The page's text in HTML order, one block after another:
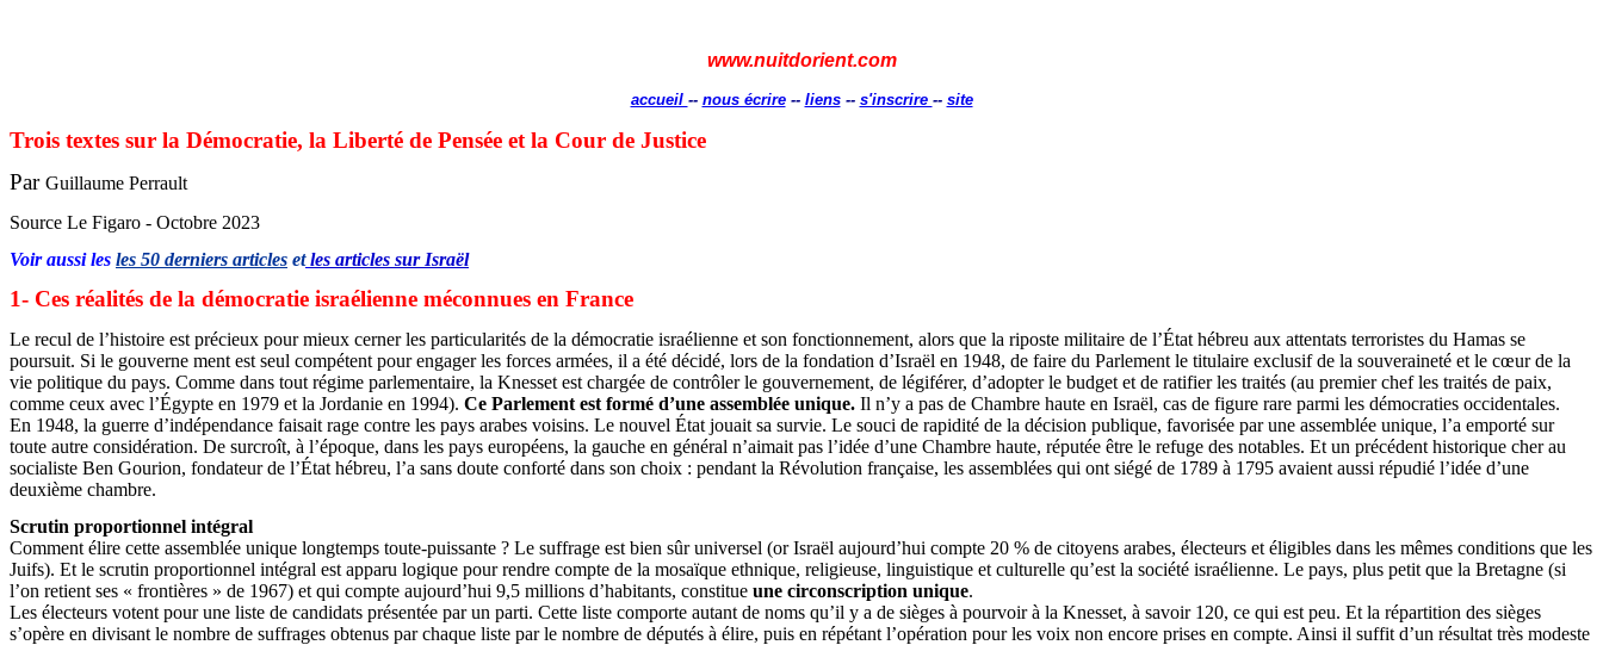
www.nuitdorient.com
accueil -- nous écrire-- liens-- s'inscrire -- site
Trois textes sur la Démocratie, la Liberté de Pensée et la Cour de Justice
Par Guillaume Perrault
Source Le Figaro - Octobre 2023
Voir aussi les les 50 derniers articles et les articles sur Israël
1- Ces réalités de la démocratie israélienne méconnues en France
Le recul de l’histoire est précieux pour mieux cerner les particularités de la démocratie israélienne et son fonctionnement, alors que la riposte militaire de l’État hébreu aux attentats terroristes du Hamas se
poursuit. Si le gouverne ment est seul compétent pour engager les forces armées, il a été décidé, lors de la fondation d’Israël en 1948, de faire du Parlement le titulaire exclusif de la souveraineté et le cœur de la
vie politique du pays. Comme dans tout régime parlementaire, la Knesset est chargée de contrôler le gouvernement, de légiférer, d’adopter le budget et de ratifier les traités (au premier chef les traités de paix,
comme ceux avec l’Égypte en 1979 et la Jordanie en 1994). Ce Parlement est formé d’une assemblée unique. Il n’y a pas de Chambre haute en Israël, cas de figure rare parmi les démocraties occidentales.
En 1948, la guerre d’indépendance faisait rage contre les pays arabes voisins. Le nouvel État jouait sa survie. Le souci de rapidité de la décision publique, favorisée par une assemblée unique, l’a emporté sur
toute autre considération. De surcroît, à l’époque, dans les pays européens, la gauche en général n’aimait pas l’idée d’une Chambre haute, réputée être le refuge des notables. Et un précédent historique cher au
socialiste Ben Gourion, fondateur de l’État hébreu, l’a sans doute conforté dans son choix : pendant la Révolution française, les assemblées qui ont siégé de 1789 à 1795 avaient aussi répudié l’idée d’une
deuxième chambre.
Scrutin proportionnel intégral
Comment élire cette assemblée unique longtemps toute-puissante ? Le suffrage est bien sûr universel (or Israël aujourd’hui compte 20 % de citoyens arabes, électeurs et éligibles dans les mêmes conditions que les
Juifs). Et le scrutin proportionnel intégral est apparu logique pour rendre compte de la mosaïque ethnique, religieuse, linguistique et culturelle qu’est la société israélienne. Le pays, plus petit que la Bretagne (si
l’on retient ses « frontières » de 1967) et qui compte aujourd’hui 9,5 millions d’habitants, constitue une circonscription unique.
Les électeurs votent pour une liste de candidats présentée par un parti. Cette liste comporte autant de noms qu’il y a de sièges à pourvoir à la Knesset, à savoir 120, ce qui est peu. Et la répartition des sièges
s’opère en divisant le nombre de suffrages obtenus par chaque liste par le nombre de députés à élire, puis en répétant l’opération pour les voix non encore prises en compte. Ainsi il suffit d’un résultat très modeste